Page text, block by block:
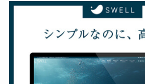
(7)
(4)